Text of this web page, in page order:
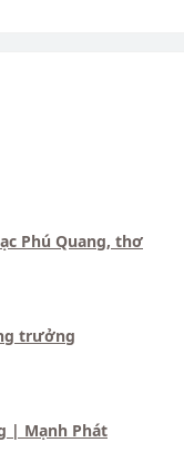
Phú Quang, thơ
trưởng
| Mạnh Phát